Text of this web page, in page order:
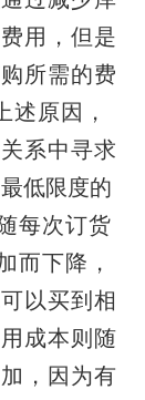
用，但是
所需的费
述原因，
系中寻求
最低限度的
每次订货
而下降，
以买到相
成本则随
，因为有